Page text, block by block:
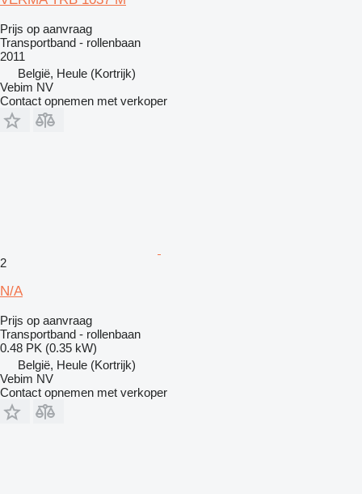
Prijs op aanvraag
Transportband - rollenbaan
2011
België, Heule (Kortrijk)
Vebim NV
Contact opnemen met verkoper
2
N/A
Prijs op aanvraag
Transportband - rollenbaan
0.48 PK (0.35 kW)
België, Heule (Kortrijk)
Vebim NV
Contact opnemen met verkoper